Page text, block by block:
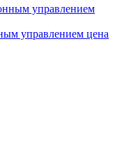
управлением цена